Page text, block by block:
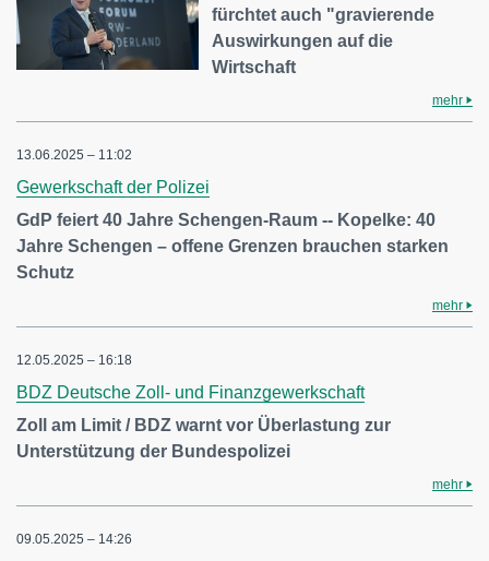
fürchtet auch "gravierende
Auswirkungen auf die
Wirtschaft
mehr
13.06.2025 – 11:02
Gewerkschaft der Polizei
GdP feiert 40 Jahre Schengen-Raum -- Kopelke: 40
Jahre Schengen – offene Grenzen brauchen starken
Schutz
mehr
12.05.2025 – 16:18
BDZ Deutsche Zoll- und Finanzgewerkschaft
Zoll am Limit / BDZ warnt vor Überlastung zur
Unterstützung der Bundespolizei
mehr
09.05.2025 – 14:26